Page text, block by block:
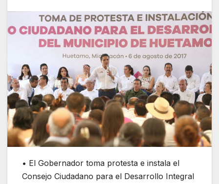
• El Gobernador toma protesta e instala el
Consejo Ciudadano para el Desarrollo Integral